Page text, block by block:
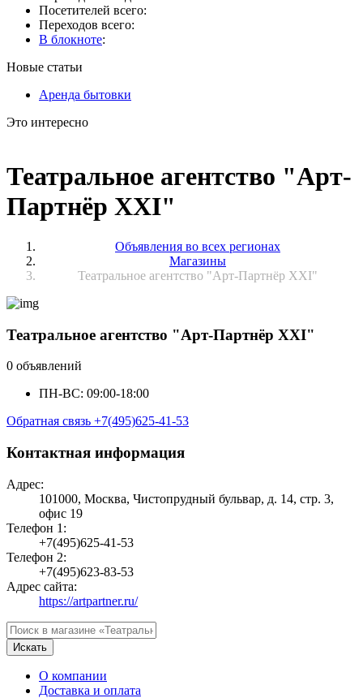
Посетителей всего:
Переходов всего:
В блокноте:
Новые статьи
Аренда бытовки
Это интересно
Театральное агентство "Арт-
Партнёр XXI"
Объявления во всех регионах
Магазины
Театральное агентство "Арт-Партнёр XXI"
Театральное агентство "Арт-Партнёр XXI"
0 объявлений
ПН-ВС: 09:00-18:00
Обратная связь +7(495)625-41-53
Контактная информация
Адрес:
101000, Москва, Чистопрудный бульвар, д. 14, стр. 3,
офис 19
Телефон 1:
+7(495)625-41-53
Телефон 2:
+7(495)623-83-53
Адрес сайта:
https://artpartner.ru/
Искать
О компании
Доставка и оплата